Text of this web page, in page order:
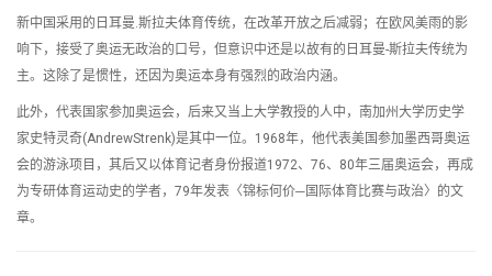
新中国采用的日耳曼.斯拉夫体育传统，在改革开放之后减弱；在欧风美雨的影
响下，接受了奥运无政治的口号，但意识中还是以故有的日耳曼-斯拉夫传统为
主。这除了是惯性，还因为奥运本身有强烈的政治内涵。
此外，代表国家参加奥运会，后来又当上大学教授的人中，南加州大学历史学
家史特灵奇(AndrewStrenk)是其中一位。1968年，他代表美国参加墨西哥奥运
会的游泳项目，其后又以体育记者身份报道1972、76、80年三届奥运会，再成
为专研体育运动史的学者，79年发表〈锦标何价─国际体育比赛与政治〉的文
章。